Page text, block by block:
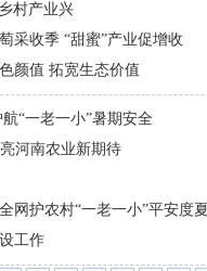
村产业兴
采收季 “甜蜜”产业促增收
颜值 拓宽生态价值
“一老一小”暑期安全
河南农业新期待
网护农村“一老一小”平安度
工作